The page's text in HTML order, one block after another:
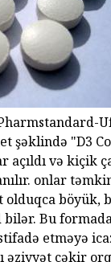
şəklində "D3
açıldı və kiçik
onlar
olduqca böyük,
bilər. Bu
etməyə
əziyyət çəkir